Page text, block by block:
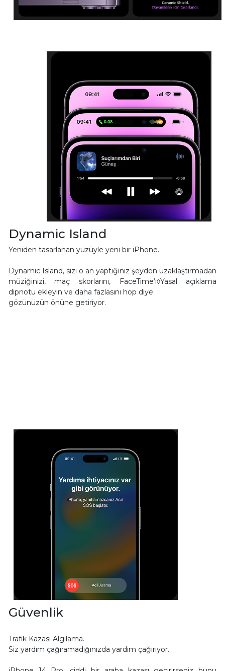
Dynamic Island
Yeniden tasarlanan yüzüyle yeni bir iPhone.
Dynamic Island, sizi o an yaptığınız şeyden uzaklaştırmadan
müziğinizi, maç skorlarını, FaceTime’ı◊Yasal açıklama
dipnotu ekleyin ve daha fazlasını hop diye
gözünüzün önüne getiriyor.
Güvenlik
Trafik Kazası Algılama.
Siz yardım çağıramadığınızda yardım çağırıyor.